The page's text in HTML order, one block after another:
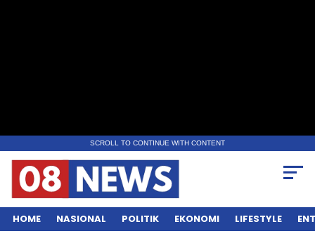
SCROLL TO CONTINUE WITH CONTENT
HOME NASIONAL POLITIK EKONOMI LIFESTYLE